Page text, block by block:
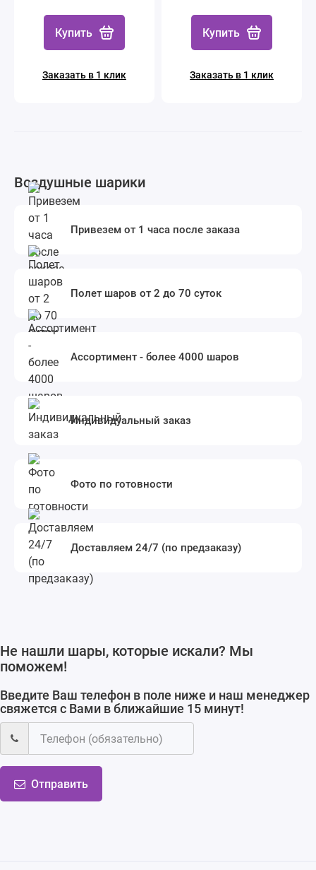
Купить
Заказать в 1 клик
Купить
Заказать в 1 клик
Воздушные шарики
Привезем от 1 часа после заказа
Полет шаров от 2 до 70 суток
Ассортимент - более 4000 шаров
Индивидуальный заказ
Фото по готовности
Доставляем 24/7 (по предзаказу)
Не нашли шары, которые искали? Мы
поможем!
Введите Ваш телефон в поле ниже и наш менеджер
свяжется с Вами в ближайшие 15 минут!
Отправить